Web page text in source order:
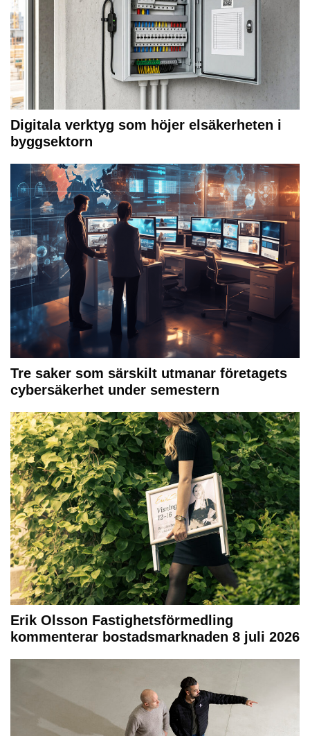
Digitala verktyg som höjer elsäkerheten i
byggsektorn
Tre saker som särskilt utmanar företagets
cybersäkerhet under semestern
Erik Olsson Fastighetsförmedling
kommenterar bostadsmarknaden 8 juli 2026